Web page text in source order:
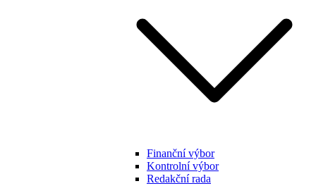
Finanční výbor
Kontrolní výbor
Redakční rada